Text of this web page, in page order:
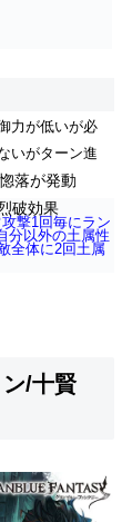
力が低いが必
いがターン進
落が発動
破効果
撃1回毎にラン
分以外の土属性
全体に2回土属
/十賢